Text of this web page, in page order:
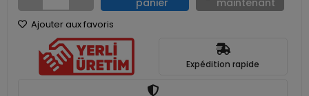
Ajouter aux favoris
Expédition rapide